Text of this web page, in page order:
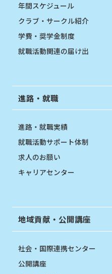
年間スケジュール
クラブ・サークル紹介
学費・奨学金制度
就職活動関連の届け出
進路・就職
進路・就職実績
就職活動サポート体制
求人のお願い
キャリアセンター
地域貢献・公開講座
社会・国際連携センター
公開講座